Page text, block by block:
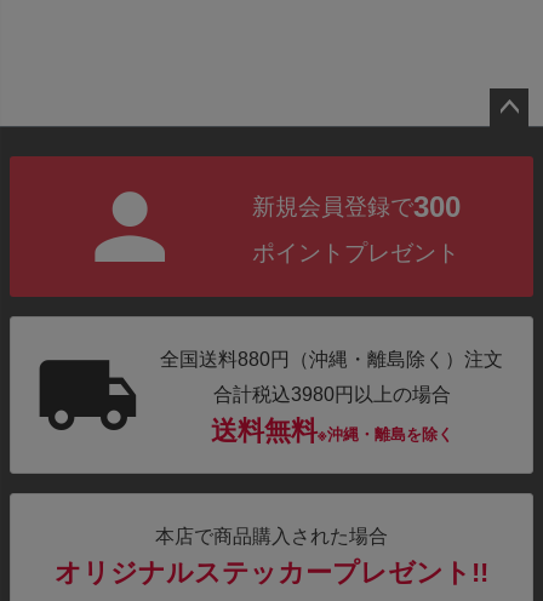
新規会員登録で300
ポイントプレゼント
全国送料880円（沖縄・離島除く）注文
合計税込3980円以上の場合
送料無料※沖縄・離島を除く
本店で商品購入された場合
オリジナルステッカープレゼント!!